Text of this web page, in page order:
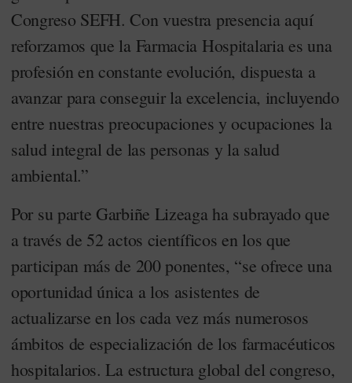
Congreso SEFH. Con vuestra presencia aquí
reforzamos que la Farmacia Hospitalaria es una
profesión en constante evolución, dispuesta a
avanzar para conseguir la excelencia, incluyendo
entre nuestras preocupaciones y ocupaciones la
salud integral de las personas y la salud
ambiental.”
Por su parte Garbiñe Lizeaga ha subrayado que
a través de 52 actos científicos en los que
participan más de 200 ponentes, “se ofrece una
oportunidad única a los asistentes de
actualizarse en los cada vez más numerosos
ámbitos de especialización de los farmacéuticos
hospitalarios. La estructura global del congreso,